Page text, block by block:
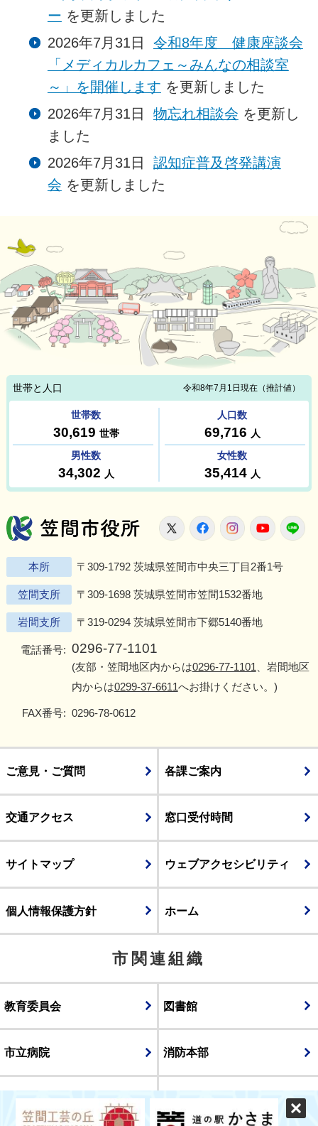
ー を更新しました
2026年7月31日 令和8年度 健康座談会
「メディカルカフェ～みんなの相談室
～」を開催します を更新しました
2026年7月31日 物忘れ相談会 を更新し
ました
2026年7月31日 認知症普及啓発講演
会 を更新しました
笠間市役所
X FacebookInstagram
本所 〒309-1792 茨城県笠間市中央三丁目2番1号
笠間支所 〒309-1698 茨城県笠間市笠間1532番地
岩間支所 〒319-0294 茨城県笠間市下郷5140番地
電話番号: 0296-77-1101
(友部・笠間地区内からは0296-77-1101 、岩間地区
内からは0299-37-6611へお掛けください。)
FAX番号: 0296-78-0612
ご意見・ご質問 各課ご案内
交通アクセス 窓口受付時間
サイトマップ ウェブアクセシビリティ
個人情報保護方針 ホーム
市関連組織
教育委員会 図書館
市立病院 消防本部
議会